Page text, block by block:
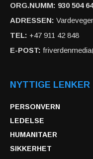
ORG.NUMM: 930 504
ADRESSEN:
TEL: +47 911 42 848
E-POST:
NYTTIGE LENKER
PERSONVERN
LEDELSE
HUMANITAER
SIKKERHET